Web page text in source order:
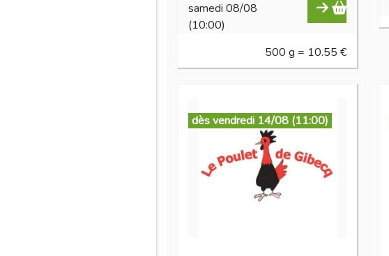
samedi 08/08
(10:00)
500 g = 10.55 €
dès vendredi 14/08 (11:00)